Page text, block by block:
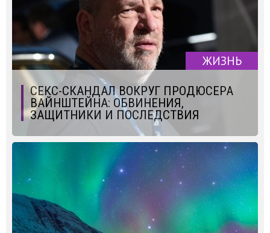
ЖИЗНЬ
СЕКС-СКАНДАЛ ВОКРУГ ПРОДЮСЕРА
ВАЙНШТЕЙНА: ОБВИНЕНИЯ,
ЗАЩИТНИКИ И ПОСЛЕДСТВИЯ